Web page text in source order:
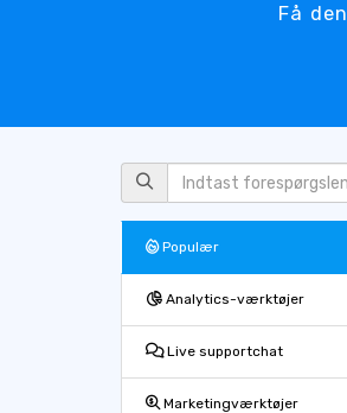
Få
Populær
Analytics-værktøjer
Live supportchat
Marketingværktøjer